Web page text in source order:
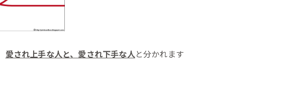
愛され上手な人と、愛され下手な人と分かれます